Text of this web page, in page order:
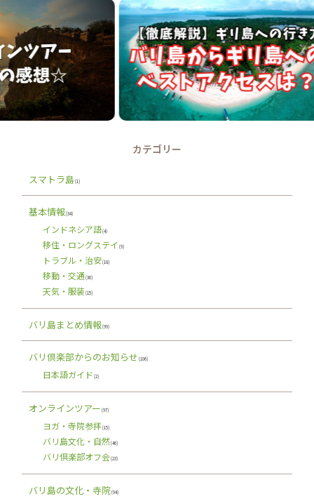
カテゴリー
スマトラ島(1)
基本情報(34)
インドネシア語(4)
移住・ロングステイ (9)
トラブル・治安(18)
移動・交通 (30)
天気・服装 (15)
バリ島まとめ情報(99)
バリ倶楽部からのお知らせ (106)
日本語ガイド (2)
オンラインツアー (97)
ヨガ・寺院参拝 (15)
バリ島文化・自然(46)
バリ倶楽部オフ会(23)
バリ島の文化・寺院(94)